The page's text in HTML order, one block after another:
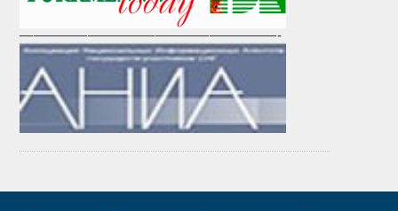
———————————————————-